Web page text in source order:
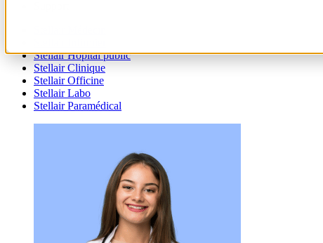
Stellair Hôpital public
Stellair Clinique
Stellair Officine
Stellair Labo
Stellair Paramédical